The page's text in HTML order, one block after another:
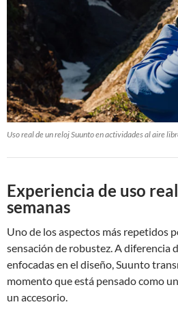
Uso real de un reloj Suunto en actividades al aire
Experiencia de uso
semanas
Uno de los aspectos más repetidos
sensación de robustez. A diferencia
enfocadas en el diseño, Suunto
momento que está pensado como
un accesorio.